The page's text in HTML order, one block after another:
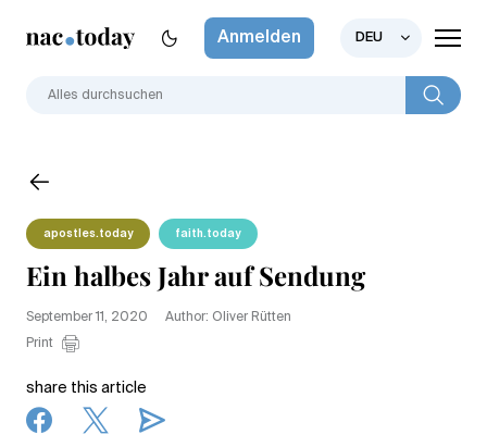
Anmelden DEU
apostles.today faith.today
Ein halbes Jahr auf Sendung
September 11, 2020
Author: Oliver Rütten
Print
share this article